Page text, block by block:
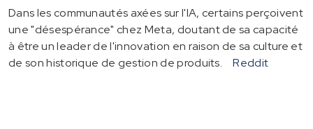
Dans les communautés axées sur l'IA, certains perçoivent
une "désespérance" chez Meta, doutant de sa capacité
à être un leader de l'innovation en raison de sa culture et
de son historique de gestion de produits.
Reddit